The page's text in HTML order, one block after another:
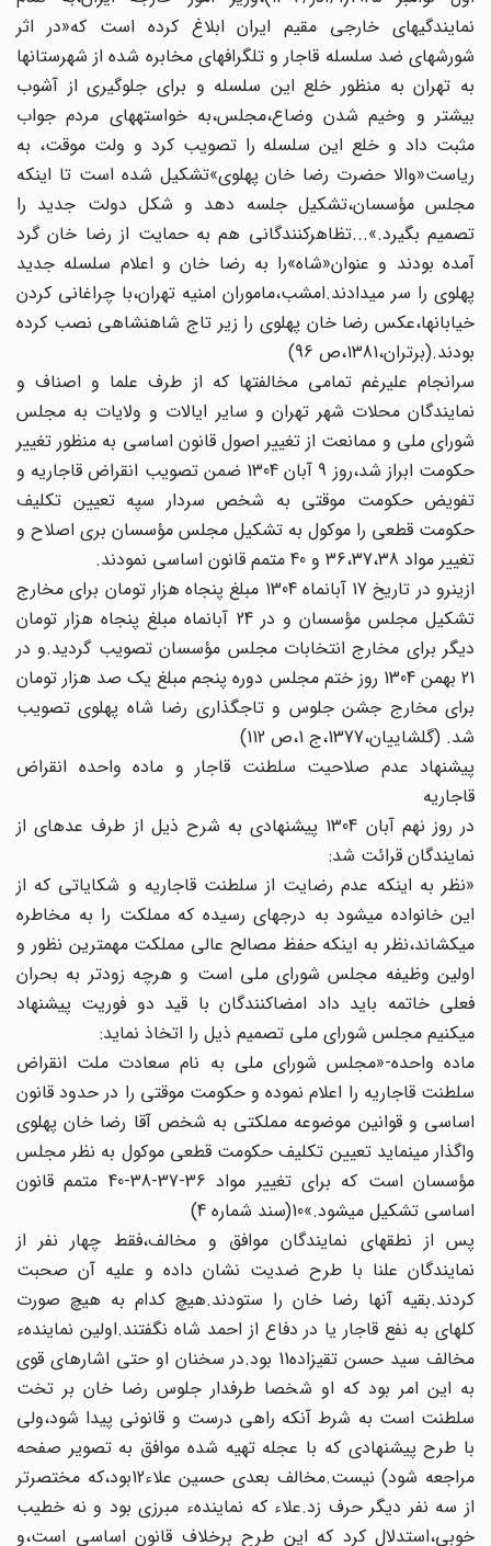
نمایندگی‏های خارجی مقیم ایران ابلاغ کرده است که«در اثر
شورش‏های ضد سلسله قاجار و تلگراف‏های مخابره شده از شهرستان‏ها
به تهران به منظور خلع این سلسله و برای جلوگیری‏ از آشوب
بیشتر و وخیم شدن وضاع،مجلس،به خواسته‏های مردم‏ جواب
مثبت داد و خلع این سلسله را تصویب کرد و ولت موقت، به
ریاست«والا حضرت رضا خان پهلوی»تشکیل شده است تا اینکه
مجلس مؤسسان،تشکیل جلسه دهد و شکل دولت جدید را
تصمیم بگیرد.»...تظاهرکنندگانی هم به حمایت از رضا خان گرد
آمده بودند و عنوان«شاه»را به رضا خان و اعلام سلسله جدید
پهلوی را سر می‏دادند.امشب،ماموران امنیه تهران،با چراغانی‏ کردن
خیابانها،عکس رضا خان پهلوی را زیر تاج شاهنشاهی‏ نصب کرده
بودند.(برتران،1381،ص 96)
سرانجام علی‏رغم تمامی مخالفت‏ها که از طرف علما و اصناف‏ و
نمایندگان محلات شهر تهران و سایر ایالات و ولایات به مجلس‏
شورای ملی و ممانعت از تغییر اصول قانون اساسی به منظور تغییر
حکومت ابراز شد،روز 9 آبان 1304 ضمن تصویب انقراض قاجاریه و
تفویض حکومت موقتی به شخص سردار سپه تعیین تکلیف
حکومت‏ قطعی را موکول به تشکیل مجلس مؤسسان بری اصلاح و
تغییر مواد 36،37،38 و 40 متمم قانون اساسی نمودند.
ازینرو در تاریخ 17 آبان‏ماه 1304 مبلغ پنجاه هزار تومان برای‏ مخارج
تشکیل مجلس مؤسسان و در 24 آبان‏ماه مبلغ پنجاه هزار تومان‏
دیگر برای مخارج انتخابات مجلس مؤسسان تصویب گردید.و در
21 بهمن 1304 روز ختم مجلس دوره پنجم مبلغ یک صد هزار تومان‏
برای مخارج جشن جلوس و تاجگذاری رضا شاه پهلوی تصویب
شد. (گلشاییان،1377،ج 1،ص 112)
پیشنهاد عدم صلاحیت سلطنت قاجار و ماده واحده‏ انقراض
قاجاریه
در روز نهم آبان 1304 پیشنهادی به شرح ذیل از طرف عده‏ای از
نمایندگان قرائت شد:
«نظر به این‏که عدم رضایت از سلطنت قاجاریه و شکایاتی که‏ از
این خانواده می‏شود به درجه‏ای رسیده که مملکت را به مخاطره‏
می‏کشاند،نظر به این‏که حفظ مصالح عالی مملکت مهمترین‏ نظور و
اولین وظیفه مجلس شورای ملی است و هرچه زودتر به‏ بحران
فعلی خاتمه باید داد امضاکنندگان با قید دو فوریت پیشنهاد
می‏کنیم مجلس شورای ملی تصمیم ذیل را اتخاذ نماید:
ماده واحده-«مجلس شورای ملی به نام سعادت ملت انقراض‏
سلطنت قاجاریه را اعلام نموده و حکومت موقتی را در حدود قانون‏
اساسی و قوانین موضوعه مملکتی به شخص آقا رضا خان پهلوی‏
واگذار می‏نماید تعیین تکلیف حکومت قطعی موکول به نظر مجلس‏
مؤسسان است که برای تغییر مواد 36-37-38-40 متمم‏ قانون
اساسی تشکیل می‏شود.»10(سند شماره 4)
پس از نطق‏های نمایندگان موافق و مخالف،فقط چهار نفر از
نمایندگان علنا با طرح ضدیت نشان داده و علیه آن صحبت
کردند.بقیه‏ آنها رضا خان را ستودند.هیچ کدام به هیچ صورت
کله‏ای به نفع قاجار یا در دفاع از احمد شاه نگفتند.اولین نمایندهء
مخالف سید حسن تقی‏زاده‏11 بود.در سخنان او حتی اشاره‏ای قوی
به این امر بود که او شخصا طرفدار جلوس رضا خان بر تخت
سلطنت است به شرط آنکه راهی درست و قانونی پیدا شود،ولی
با طرح پیشنهادی که با عجله تهیه شده موافق به تصویر صفحه
مراجعه شود) نیست.مخالف بعدی حسین علاء12بود،که مختصرتر
از سه نفر دیگر حرف زد.علاء که نمایندهء مبرزی بود و نه خطیب
خوبی،استدلال کرد که این طرح برخلاف قانون اساسی است،و